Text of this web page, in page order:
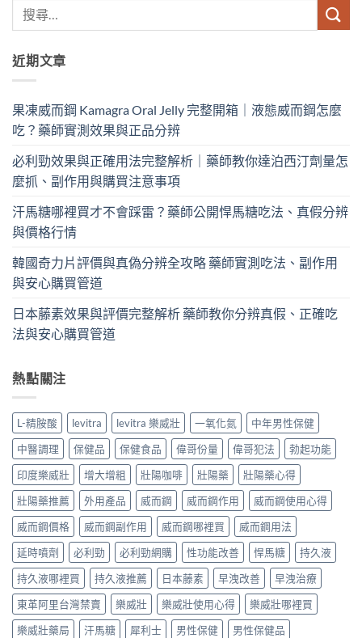
近期文章
果凍威而鋼 Kamagra Oral Jelly 完整開箱｜液態威而鋼怎麼
吃？藥師實測效果與正品分辨
必利勁效果與正確用法完整解析｜藥師教你達泊西汀劑量怎
麼抓、副作用與購買注意事項
汗馬糖哪裡買才不會踩雷？藥師公開悍馬糖吃法、真假分辨
與價格行情
韓國奇力片評價與真偽分辨全攻略 藥師實測吃法、副作用
與安心購買管道
日本藤素效果與評價完整解析 藥師教你分辨真假、正確吃
法與安心購買管道
熱點關注
L-精胺酸 levitra levitra 樂威壯 一氧化氮
中年男性保健
中醫調理
保健品 保健食品 偉哥份量 偉哥犯法
勃起功能
印度樂威壯
增大增粗 壯陽咖啡 壯陽藥
壯陽藥心得
壯陽藥推薦
外用產品 威而鋼 威而鋼作用
威而鋼使用心得
威而鋼價格
威而鋼副作用 威而鋼哪裡買
威而鋼用法
延時噴劑
必利勁 必利勁網購 性功能改善 悍馬糖
持久液
持久液哪裡買
持久液推薦 日本藤素 早洩改善
早洩治療
東革阿里台灣禁賣
樂威壯 樂威壯使用心得
樂威壯哪裡買
樂威壯藥局
汗馬糖 犀利士 男性保健 男性保健品